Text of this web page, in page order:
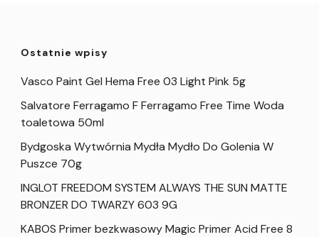
Ostatnie wpisy
Vasco Paint Gel Hema Free 03 Light Pink 5g
Salvatore Ferragamo F Ferragamo Free Time Woda
toaletowa 50ml
Bydgoska Wytwórnia Mydła Mydło Do Golenia W
Puszce 70g
INGLOT FREEDOM SYSTEM ALWAYS THE SUN MATTE
BRONZER DO TWARZY 603 9G
KABOS Primer bezkwasowy Magic Primer Acid Free 8